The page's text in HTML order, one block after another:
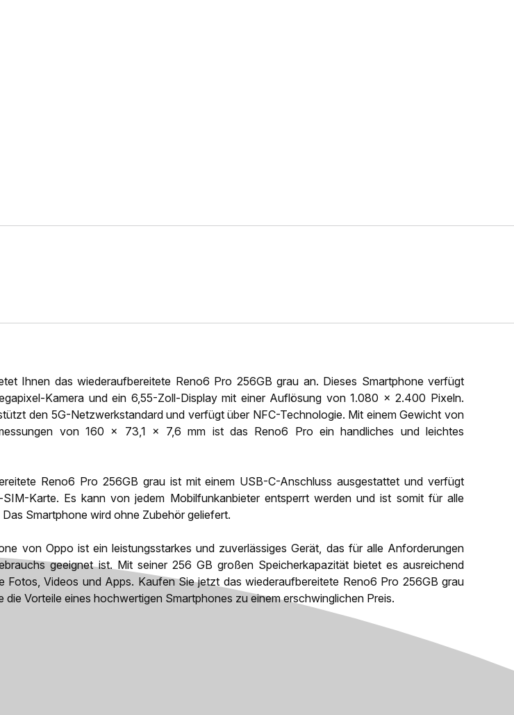
Ihnen das wiederaufbereitete Reno6 Pro 256GB grau an. Dieses Smartphone verfügt
Kamera und ein 6,55-Zoll-Display mit einer Auflösung von 1.080 x 2.400 Pixeln.
den 5G-Netzwerkstandard und verfügt über NFC-Technologie. Mit einem Gewicht von
von 160 x 73,1 x 7,6 mm ist das Reno6 Pro ein handliches und leichtes
Reno6 Pro 256GB grau ist mit einem USB-C-Anschluss ausgestattet und verfügt
Karte. Es kann von jedem Mobilfunkanbieter entsperrt werden und ist somit für alle
Smartphone wird ohne Zubehör geliefert.
von Oppo ist ein leistungsstarkes und zuverlässiges Gerät, das für alle Anforderungen
geeignet ist. Mit seiner 256 GB großen Speicherkapazität bietet es ausreichend
Fotos, Videos und Apps. Kaufen Sie jetzt das wiederaufbereitete Reno6 Pro 256GB grau
die Vorteile eines hochwertigen Smartphones zu einem erschwinglichen Preis.